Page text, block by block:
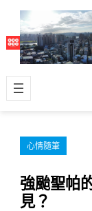
主
容
心情隨筆
強颱聖帕
見？